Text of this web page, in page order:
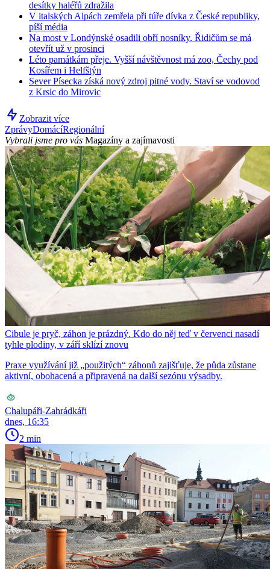
desítky haléřů zdražila
V italských Alpách zemřela při túře dívka z České republiky,
píší média
Na most v Londýnské osadili obří nosníky. Řidičům se má
otevřít už v prosinci
Léto památkám přeje. Vyšší návštěvnost má zoo, Čechy pod
Kosířem i Helfštýn
Sever Písecka získá nový zdroj pitné vody. Staví se vodovod
z Krsic do Mirovic
Zobrazit více
ZprávyDomácíRegionální
Vybrali jsme pro vás Magazíny a zajímavosti
Cibule je pryč, záhon je prázdný. Kdo do něj teď v červenci nasadí
tyhle plodiny, v září sklízí znovu
Praxe využívání již „použitých“ záhonů zajišťuje, že půda zůstane
aktivní, obohacená a připravená na další sezónu výsadby.
Chalupáři-Zahrádkáři
dnes, 16:35
2 min